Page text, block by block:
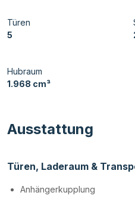
Türen
5
Hubraum
1.968 cm³
Ausstattung
Türen, Laderaum &
Anhängerkupplung